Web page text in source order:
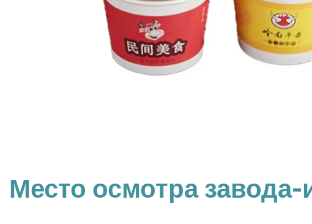
Место осмотра завода-